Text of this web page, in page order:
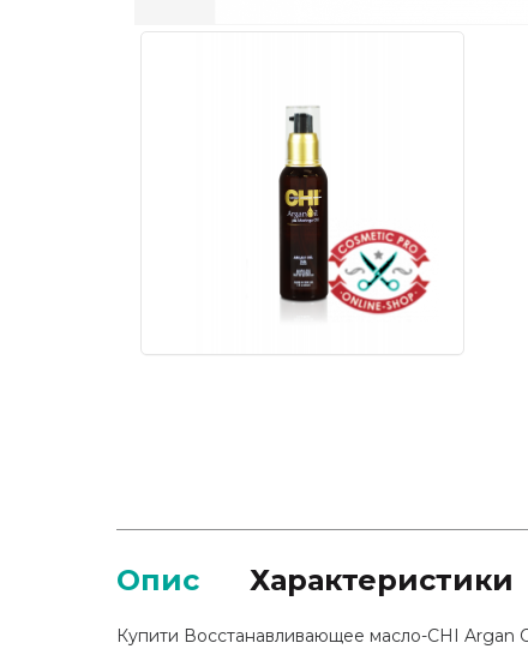
Опис Характеристики
Купити Восстанавливающее масло-CHI Argan